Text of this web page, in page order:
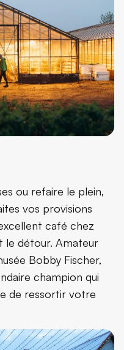
ou refaire le plein,
vos provisions
café chez
le détour. Amateur
Bobby Fischer,
champion qui
de ressortir votre